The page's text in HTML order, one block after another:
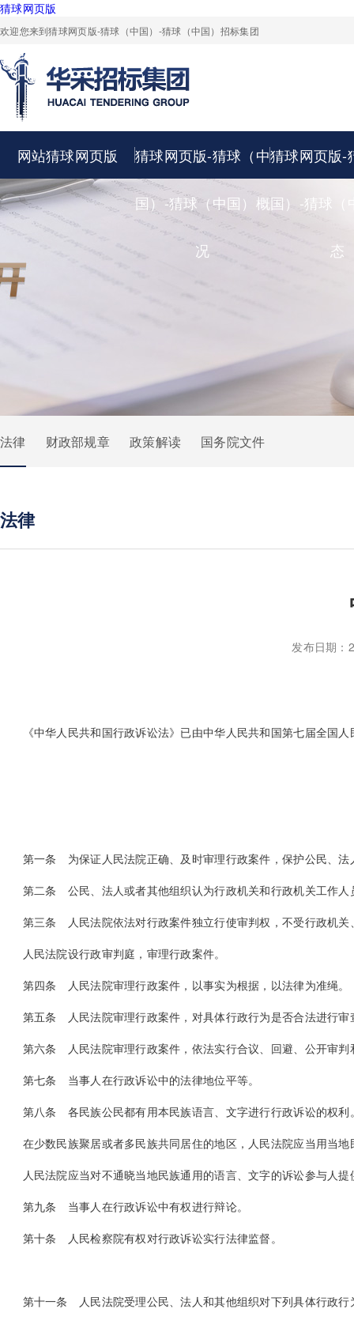
猜球网页版
欢迎您来到猜球网页版-猜球（中国）-猜球（中国）招标集团
网站猜球网页版 猜球网页版-猜球（中
国）-猜球（中国）概
况
猜球网页版-
国）-猜球（
态
法律 财政部规章 政策解读 国务院文件
法律
发布日期
《中华人民共和国行政诉讼法》已由中华人民共和国第七届全国人
第一条 为保证人民法院正确、及时审理行政案件，保护公民、
第二条 公民、法人或者其他组织认为行政机关和行政机关工作
第三条 人民法院依法对行政案件独立行使审判权，不受行政机
人民法院设行政审判庭，审理行政案件。
第四条 人民法院审理行政案件，以事实为根据，以法律为准绳。
第五条 人民法院审理行政案件，对具体行政行为是否合法进行审
第六条 人民法院审理行政案件，依法实行合议、回避、公开审
第七条 当事人在行政诉讼中的法律地位平等。
第八条 各民族公民都有用本民族语言、文字进行行政诉讼的权利
在少数民族聚居或者多民族共同居住的地区，人民法院应当用当地
人民法院应当对不通晓当地民族通用的语言、文字的诉讼参与人提
第九条 当事人在行政诉讼中有权进行辩论。
第十条 人民检察院有权对行政诉讼实行法律监督。
第十一条 人民法院受理公民、法人和其他组织对下列具体行政